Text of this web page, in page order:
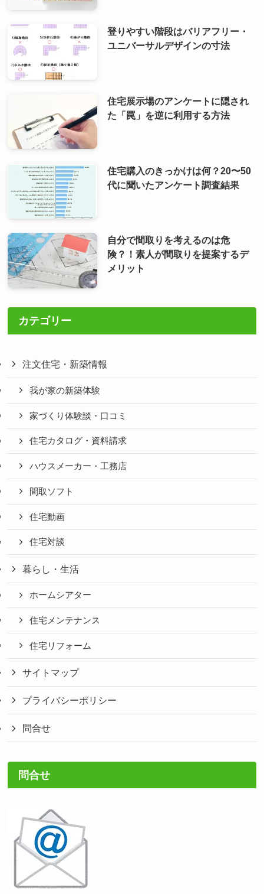
登りやすい階段はバリアフリー・
ユニバーサルデザインの寸法
住宅展示場のアンケートに隠され
た「罠」を逆に利用する方法
住宅購入のきっかけは何？20〜50
代に聞いたアンケート調査結果
自分で間取りを考えるのは危
険？！素人が間取りを提案するデ
メリット
カテゴリー
注文住宅・新築情報
我が家の新築体験
家づくり体験談・口コミ
住宅カタログ・資料請求
ハウスメーカー・工務店
間取ソフト
住宅動画
住宅対談
暮らし・生活
ホームシアター
住宅メンテナンス
住宅リフォーム
サイトマップ
プライバシーポリシー
問合せ
問合せ